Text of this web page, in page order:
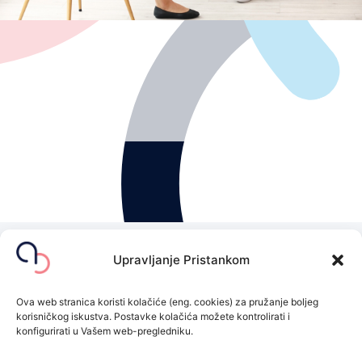
Upravljanje Pristankom
Ova web stranica koristi kolačiće (eng. cookies) za pružanje boljeg
korisničkog iskustva. Postavke kolačića možete kontrolirati i
konfigurirati u Vašem web-pregledniku.
Glavne indikacije za pregled psihologa
- dugotrajni stres ili osjećaj iscrpljenosti
- tjeskoba, napetost, panični napadaji
- osjećaji tuge, bezvoljnosti ili sumnja na depresivne
simptome
- poteškoće sa spavanjem (nesanica, nemir)
individualiziranu skrb u
Zakažite svoj termin danas!